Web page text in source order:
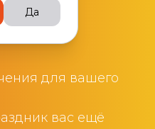
Да
для вашего
вас ещё